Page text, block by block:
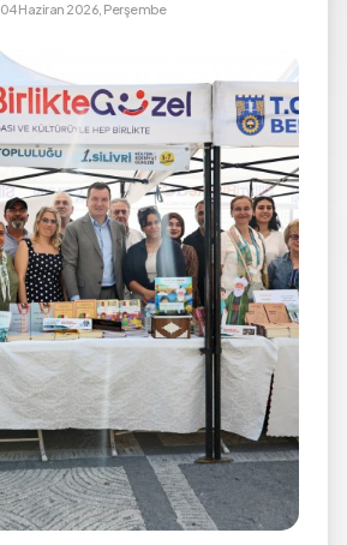
04 Haziran 2026, Perşembe